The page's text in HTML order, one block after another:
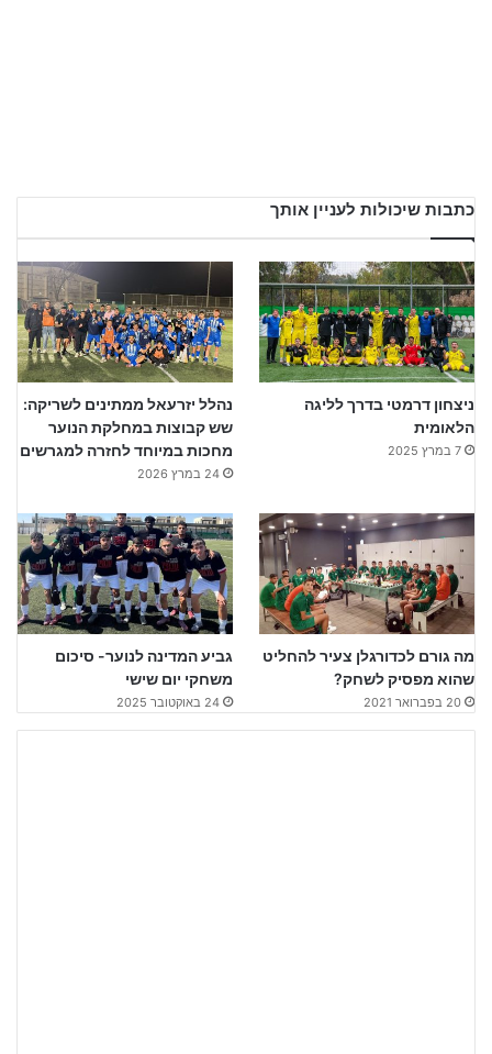
כתבות שיכולות לעניין אותך
ניצחון דרמטי בדרך לליגה
הלאומית
7 במרץ 2025
נהלל יזרעאל ממתינים לשריקה:
שש קבוצות במחלקת הנוער
מחכות במיוחד לחזרה למגרשים
24 במרץ 2026
מה גורם לכדורגלן צעיר להחליט
שהוא מפסיק לשחק?
20 בפברואר 2021
גביע המדינה לנוער- סיכום
משחקי יום שישי
24 באוקטובר 2025